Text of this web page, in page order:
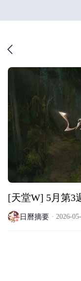
[天堂W] 5月第3
日曆摘要 2026-